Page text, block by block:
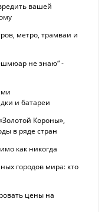
вашей
метро, трамваи и
шмюар не знаю“ -
и батареи
Короны»,
в ряде стран
как никогда
городов мира: кто
цены на